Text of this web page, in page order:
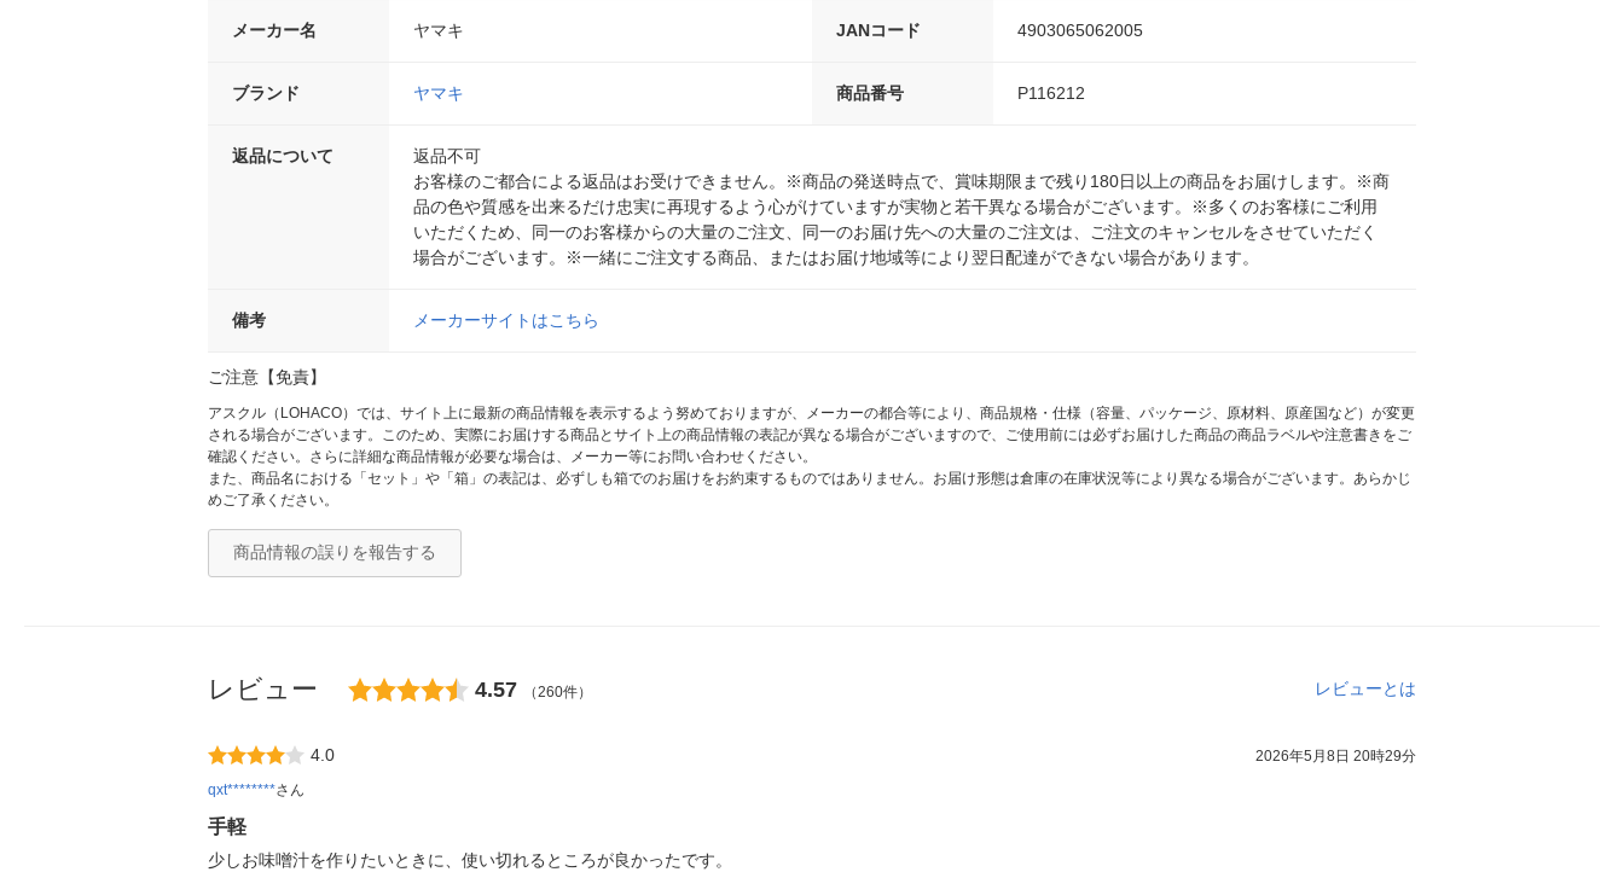
メーカー名 ヤマキ JANコード 4903065062005
ブランド ヤマキ 商品番号 P116212
返品について
返品不可
お客様のご都合による返品はお受けできません。※商品の発送時点で、賞味期限まで残り180日以上の商品をお届けします。※商
品の色や質感を出来るだけ忠実に再現するよう心がけていますが実物と若干異なる場合がございます。※多くのお客様にご利用
いただくため、同一のお客様からの大量のご注文、同一のお届け先への大量のご注文は、ご注文のキャンセルをさせていただく
場合がございます。※一緒にご注文する商品、またはお届け地域等により翌日配達ができない場合があります。
備考 メーカーサイトはこちら
ご注意【免責】
アスクル（LOHACO）では、サイト上に最新の商品情報を表示するよう努めておりますが、メーカーの都合等により、商品規格・仕様（容量、パッケージ、原材料、原産国など）が変更
される場合がございます。このため、実際にお届けする商品とサイト上の商品情報の表記が異なる場合がございますので、ご使用前には必ずお届けした商品の商品ラベルや注意書きをご
確認ください。さらに詳細な商品情報が必要な場合は、メーカー等にお問い合わせください。
また、商品名における「セット」や「箱」の表記は、必ずしも箱でのお届けをお約束するものではありません。お届け形態は倉庫の在庫状況等により異なる場合がございます。あらかじ
めご了承ください。
商品情報の誤りを報告する
レビュー 4.57 （260件） レビューとは
4.0
2026年5月8日 20時29分
qxt********さん
手軽
少しお味噌汁を作りたいときに、使い切れるところが良かったです。